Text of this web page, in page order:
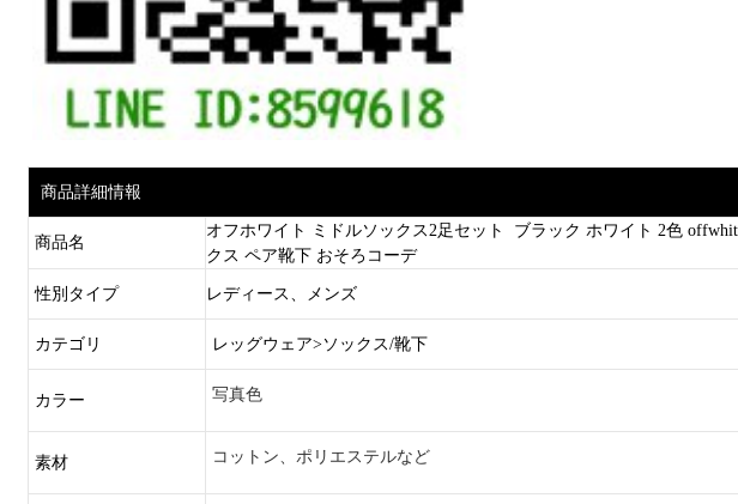
商品詳細情報
商品名
オフホワイト ミドルソックス2足セット ブラック ホワイト 2色
クス ペア靴下 おそろコーデ
性別タイプ レディース、メンズ
カテゴリ レッグウェア>ソックス/靴下
カラー 写真色
素材 コットン、ポリエステルなど